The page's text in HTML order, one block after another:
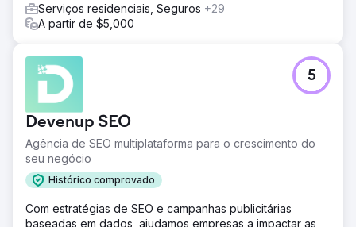
Serviços residenciais, Seguros +29
A partir de $5,000
Devenup SEO
Agência de SEO multiplataforma para o crescimento do
seu negócio
Histórico comprovado
5
Com estratégias de SEO e campanhas publicitárias
baseadas em dados, ajudamos empresas a impactar as